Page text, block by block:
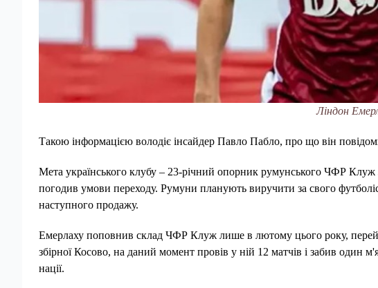
Ліндон
Такою інформацією володіє інсайдер Павло Пабло, про що він
Мета українського клубу – 23-річний опорник румунського ЧФР
погодив умови переходу. Румуни планують виручити за свого
наступного продажу.
Емерлаху поповнив склад ЧФР Клуж лише в лютому цього року,
збірної Косово, на даний момент провів у ній 12 матчів і забив один
нації.